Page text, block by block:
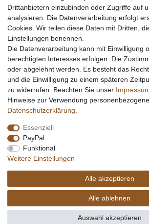
Drittanbietern einzubinden oder Zugriffe auf
analysieren. Die Datenverarbeitung erfolgt
Cookies. Wir teilen diese Daten mit Dritten,
Einstellungen benennen.
Die Datenverarbeitung kann mit Einwilligung
berechtigten Interesses erfolgen. Die
oder abgelehnt werden. Es besteht das
und die Einwilligung zu einem späteren
zu widerrufen. Beachten Sie unser
Hinweise zur Verwendung
Daten­schutz­erklärung
Essenziell
PayPal
Funktional
Weitere Einstellungen
Alle akzeptieren
Alle ablehnen
Auswahl akzeptieren